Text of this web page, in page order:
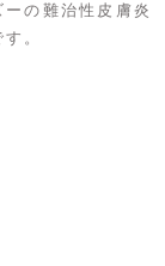
の難治性皮膚炎
。